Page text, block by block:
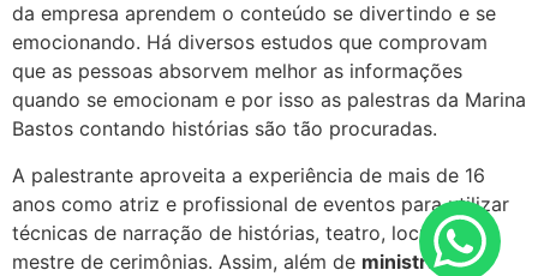
da empresa aprendem o conteúdo se divertindo e se
emocionando. Há diversos estudos que comprovam
que as pessoas absorvem melhor as informações
quando se emocionam e por isso as palestras da Marina
Bastos contando histórias são tão procuradas.
A palestrante aproveita a experiência de mais de 16
anos como atriz e profissional de eventos para utilizar
técnicas de narração de histórias, teatro, locução e
mestre de cerimônias. Assim, além de ministrar